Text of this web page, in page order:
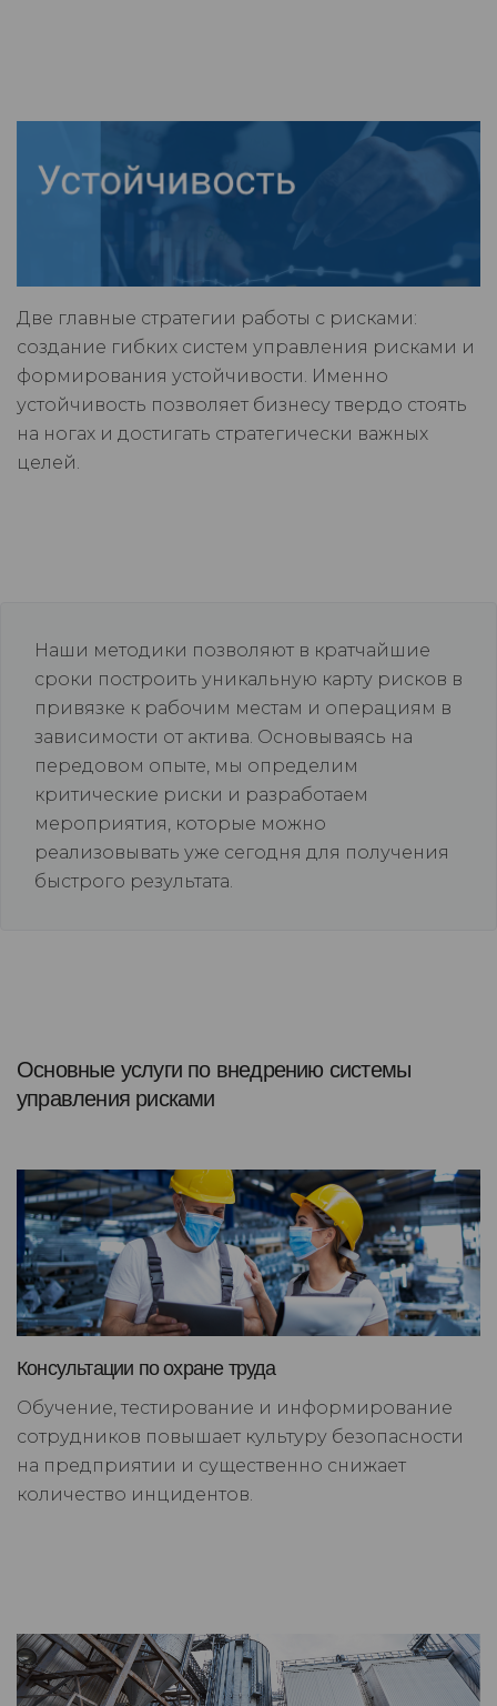
Две главные стратегии работы с рисками:
создание гибких систем управления рисками и
формирования устойчивости. Именно
устойчивость позволяет бизнесу твердо стоять
на ногах и достигать стратегически важных
целей.
Наши методики позволяют в кратчайшие
сроки построить уникальную карту рисков в
привязке к рабочим местам и операциям в
зависимости от актива. Основываясь на
передовом опыте, мы определим
критические риски и разработаем
мероприятия, которые можно
реализовывать уже сегодня для получения
быстрого результата.
Основные услуги по внедрению системы
управления рисками
Консультации по охране труда
Обучение, тестирование и информирование
сотрудников повышает культуру безопасности
на предприятии и существенно снижает
количество инцидентов.